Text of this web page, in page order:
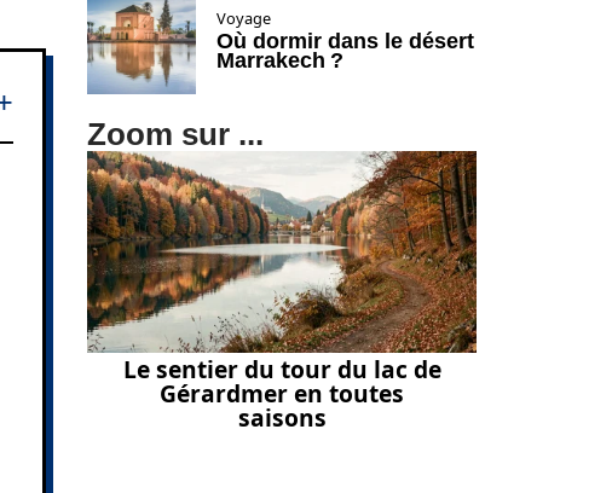
Voyage
Où dormir dans le désert
Marrakech ?
Zoom sur ...
Le sentier du tour du lac de
Gérardmer en toutes
saisons